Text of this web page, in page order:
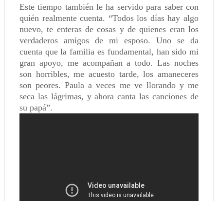
Este tiempo también le ha servido para saber con
quién realmente cuenta. “Todos los días hay algo
nuevo, te enteras de cosas y de quienes eran los
verdaderos amigos de mi esposo. Uno se da
cuenta que la familia es fundamental, han sido mi
gran apoyo, me acompañan a todo. Las noches
son horribles, me acuesto tarde, los amaneceres
son peores. Paula a veces me ve llorando y me
seca las lágrimas, y ahora canta las canciones de
su papá”.